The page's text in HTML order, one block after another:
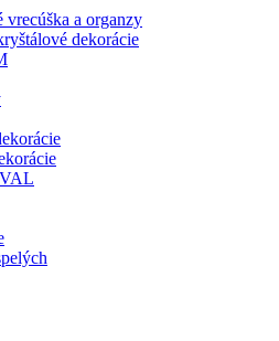
vrecúška a organzy
dekorácie